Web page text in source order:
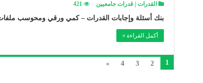
القدرات | قدرات جامعيين 421
بنك أسئلة وإجابات القدرات – كمي ورقي ومحوسب ملفات رقم
أكمل القراءة »
1
2
3
4
»